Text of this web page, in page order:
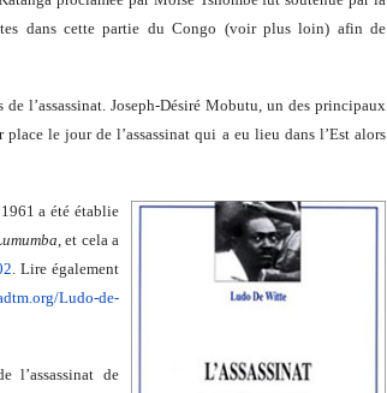
dans cette partie du Congo (voir plus loin) afin de
l’assassinat. Joseph-Désiré Mobutu, un des principaux
place le jour de l’assassinat qui a eu lieu dans l’Est alors
a été établie
, et cela a
. Lire également
Ludo-de-
l’assassinat de